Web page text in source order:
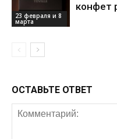
23 февраля и 8
марта
конфет
ОСТАВЬТЕ ОТВЕТ